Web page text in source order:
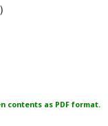
contents as PDF format.